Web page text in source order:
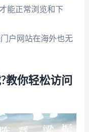
能正常浏览和下
户网站在海外也无
教你轻松访问